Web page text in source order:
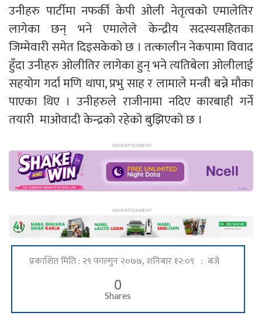
उनीहरु पार्टीमा नफर्की केपी ओली नेतृत्वको एमालेतिर
लागेका छन् भने एमालेले केन्द्रीय सदस्यसहितका
जिम्मेवारी समेत दिइसकेको छ । तत्कालीन नेकपामा विवाद
हुँदा उनीहरु ओलीतिर लागेका हुन् भने त्यतिबेला ओलीलाई
सहयोग गर्दा मणि थापा, प्रभु साह र लामाले मन्त्री बन्ने मौका
पाएका थिए । उनीहरुले राजीनामा नदिए कारबाही गर्ने
तयारी माओवादी केन्द्रको रहेको बुझिएको छ ।
प्रकाशित मिति : २९ फाल्गुन २०७७, शनिबार १२:०९ : बजे
0
Shares